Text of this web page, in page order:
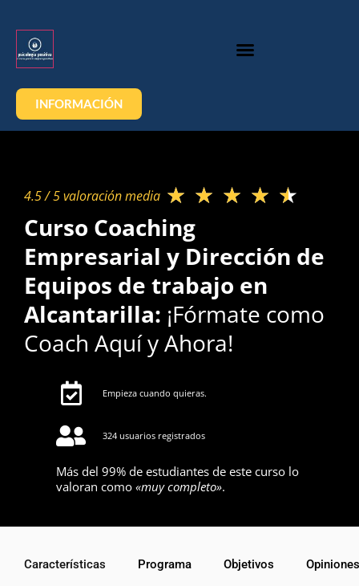
INFORMACIÓN
4.5 / 5 valoración media​ ★ ★ ★ ★ ★
Curso Coaching
Empresarial y Dirección de
Equipos de trabajo en
Alcantarilla: ¡Fórmate como
Coach Aquí y Ahora!
Empieza cuando quieras.
324 usuarios registrados
Más del 99% de estudiantes de este curso lo
valoran como «muy completo».
Características Programa Objetivos Opiniones